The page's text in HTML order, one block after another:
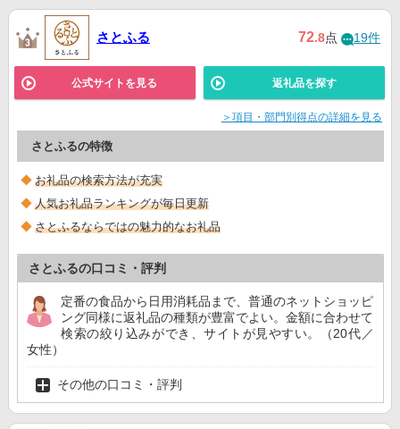
さとふる 72.8点 19件
公式サイトを見る 返礼品を探す
＞項目・部門別得点の詳細を見る
さとふるの特徴
お礼品の検索方法が充実
人気お礼品ランキングが毎日更新
さとふるならではの魅力的なお礼品
さとふるの口コミ・評判
定番の食品から日用消耗品まで、普通のネットショッピ
ング同様に返礼品の種類が豊富でよい。金額に合わせて
検索の絞り込みができ、サイトが見やすい。（20代／
女性）
その他の口コミ・評判